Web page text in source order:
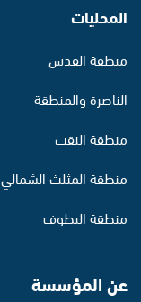
المحليات
منطقة القدس
الناصرة والمنطقة
منطقة النقب
منطقة المثلث الشمالي
منطقة البطوف
عن المؤسسة